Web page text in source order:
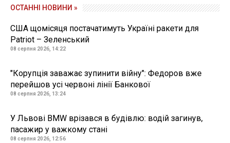
ОСТАННІ НОВИНИ »
США щомісяця постачатимуть Україні ракети для
Patriot – Зеленський
08 серпня 2026, 14:22
"Корупція заважає зупинити війну": Федоров вже
перейшов усі червоні лінії Банкової
08 серпня 2026, 13:24
У Львові BMW врізався в будівлю: водій загинув,
пасажир у важкому стані
08 серпня 2026, 12:56